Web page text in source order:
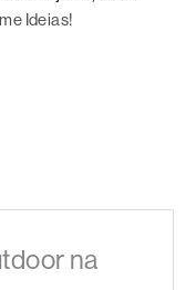
Ideias!
na